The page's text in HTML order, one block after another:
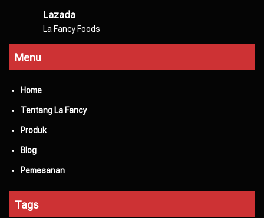
Lazada
La Fancy Foods
Menu
Home
Tentang La Fancy
Produk
Blog
Pemesanan
Tags